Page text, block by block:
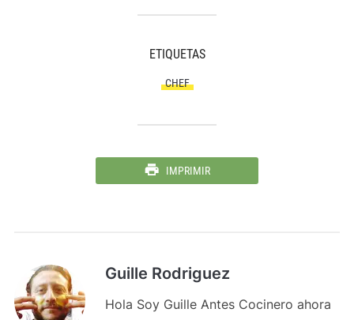
ETIQUETAS
CHEF
IMPRIMIR
Guille Rodriguez
Hola Soy Guille Antes Cocinero ahora